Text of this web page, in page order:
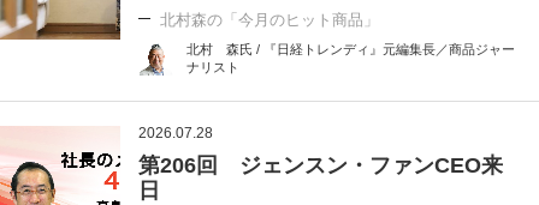
北村森の「今月のヒット商品」
北村 森氏 / 『日経トレンディ』元編集長／商品ジャー
ナリスト
2026.07.28
第206回 ジェンスン・ファンCEO来
日